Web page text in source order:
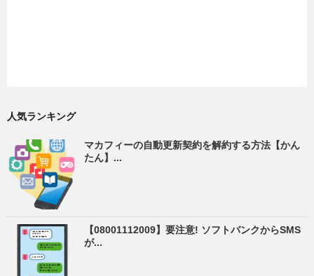
人気ランキング
マカフィーの自動更新契約を解約する方法【かん
たん】...
【08001112009】要注意! ソフトバンクからSMS
が...